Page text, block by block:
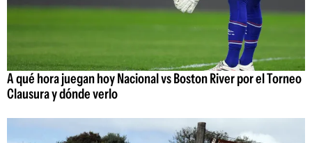
A qué hora juegan hoy Nacional vs Boston River por el Torneo
Clausura y dónde verlo